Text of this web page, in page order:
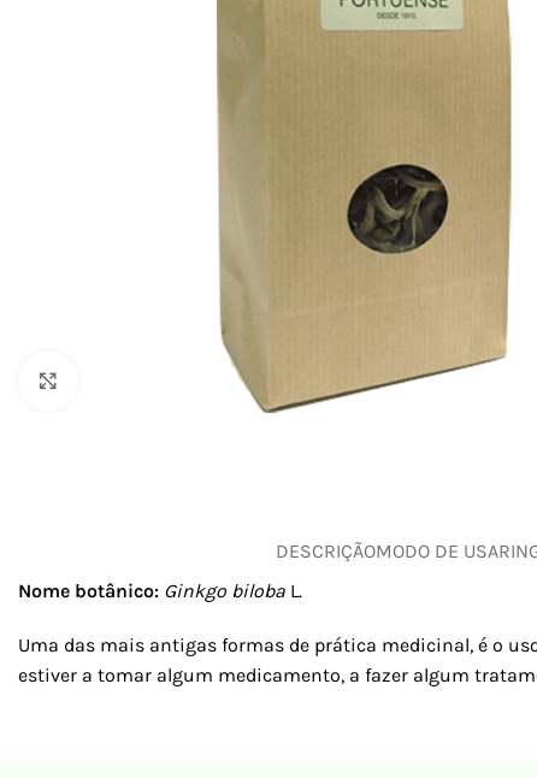
DESCRIÇÃOMODO DE USAR
Nome botânico: Ginkgo biloba L.
Uma das mais antigas formas de prática medicinal, é o
estiver a tomar algum medicamento, a fazer algum